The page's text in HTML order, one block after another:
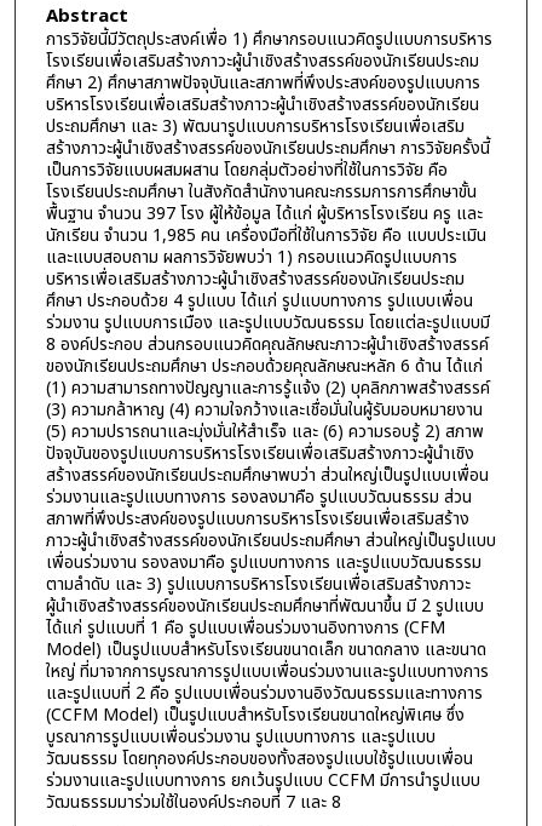
Abstract
การวิจัยนี้มีวัตถุประสงค์เพื่อ 1) ศึกษากรอบแนวคิดรูปแบบการบริหาร
โรงเรียนเพื่อเสริมสร้างภาวะผู้นำเชิงสร้างสรรค์ของนักเรียนประถม
ศึกษา 2) ศึกษาสภาพปัจจุบันและสภาพที่พึงประสงค์ของรูปแบบการ
บริหารโรงเรียนเพื่อเสริมสร้างภาวะผู้นำเชิงสร้างสรรค์ของนักเรียน
ประถมศึกษา และ 3) พัฒนารูปแบบการบริหารโรงเรียนเพื่อเสริม
สร้างภาวะผู้นำเชิงสร้างสรรค์ของนักเรียนประถมศึกษา การวิจัยครั้งนี้
เป็นการวิจัยแบบผสมผสาน โดยกลุ่มตัวอย่างที่ใช้ในการวิจัย คือ
โรงเรียนประถมศึกษา ในสังกัดสำนักงานคณะกรรมการการศึกษาขั้น
พื้นฐาน จำนวน 397 โรง ผู้ให้ข้อมูล ได้แก่ ผู้บริหารโรงเรียน ครู และ
นักเรียน จำนวน 1,985 คน เครื่องมือที่ใช้ในการวิจัย คือ แบบประเมิน
และแบบสอบถาม ผลการวิจัยพบว่า 1) กรอบแนวคิดรูปแบบการ
บริหารเพื่อเสริมสร้างภาวะผู้นำเชิงสร้างสรรค์ของนักเรียนประถม
ศึกษา ประกอบด้วย 4 รูปแบบ ได้แก่ รูปแบบทางการ รูปแบบเพื่อน
ร่วมงาน รูปแบบการเมือง และรูปแบบวัฒนธรรม โดยแต่ละรูปแบบมี
8 องค์ประกอบ ส่วนกรอบแนวคิดคุณลักษณะภาวะผู้นำเชิงสร้างสรรค์
ของนักเรียนประถมศึกษา ประกอบด้วยคุณลักษณะหลัก 6 ด้าน ได้แก่
(1) ความสามารถทางปัญญาและการรู้แจ้ง (2) บุคลิกภาพสร้างสรรค์
(3) ความกล้าหาญ (4) ความใจกว้างและเชื่อมั่นในผู้รับมอบหมายงาน
(5) ความปรารถนาและมุ่งมั่นให้สำเร็จ และ (6) ความรอบรู้ 2) สภาพ
ปัจจุบันของรูปแบบการบริหารโรงเรียนเพื่อเสริมสร้างภาวะผู้นำเชิง
สร้างสรรค์ของนักเรียนประถมศึกษาพบว่า ส่วนใหญ่เป็นรูปแบบเพื่อน
ร่วมงานและรูปแบบทางการ รองลงมาคือ รูปแบบวัฒนธรรม ส่วน
สภาพที่พึงประสงค์ของรูปแบบการบริหารโรงเรียนเพื่อเสริมสร้าง
ภาวะผู้นำเชิงสร้างสรรค์ของนักเรียนประถมศึกษา ส่วนใหญ่เป็นรูปแบบ
เพื่อนร่วมงาน รองลงมาคือ รูปแบบทางการ และรูปแบบวัฒนธรรม
ตามลำดับ และ 3) รูปแบบการบริหารโรงเรียนเพื่อเสริมสร้างภาวะ
ผู้นำเชิงสร้างสรรค์ของนักเรียนประถมศึกษาที่พัฒนาขึ้น มี 2 รูปแบบ
ได้แก่ รูปแบบที่ 1 คือ รูปแบบเพื่อนร่วมงานอิงทางการ (CFM
Model) เป็นรูปแบบสำหรับโรงเรียนขนาดเล็ก ขนาดกลาง และขนาด
ใหญ่ ที่มาจากการบูรณาการรูปแบบเพื่อนร่วมงานและรูปแบบทางการ
และรูปแบบที่ 2 คือ รูปแบบเพื่อนร่วมงานอิงวัฒนธรรมและทางการ
(CCFM Model) เป็นรูปแบบสำหรับโรงเรียนขนาดใหญ่พิเศษ ซึ่ง
บูรณาการรูปแบบเพื่อนร่วมงาน รูปแบบทางการ และรูปแบบ
วัฒนธรรม โดยทุกองค์ประกอบของทั้งสองรูปแบบใช้รูปแบบเพื่อน
ร่วมงานและรูปแบบทางการ ยกเว้นรูปแบบ CCFM มีการนำรูปแบบ
วัฒนธรรมมาร่วมใช้ในองค์ประกอบที่ 7 และ 8